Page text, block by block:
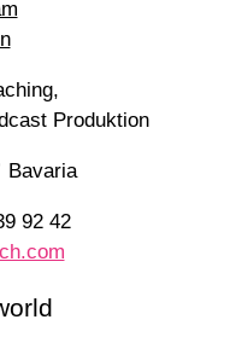
Produktion
Bavaria
92 42